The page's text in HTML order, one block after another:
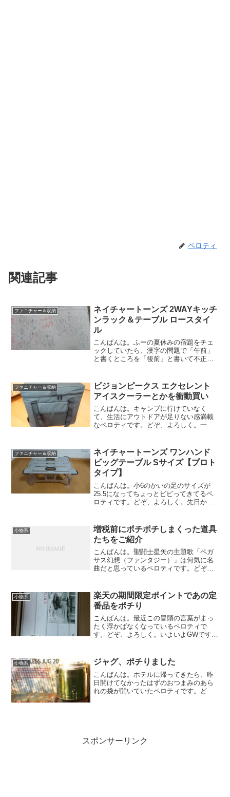
ペロティ
関連記事
ファニチャー＆収納
ネイチャートーンズ 2WAYキッチ
ンラック＆テーブル ロースタイ
ル
こんばんは。ふーの夏休みの宿題をチェ
ックしていたら、漢字の問題で「午前」
と書くところを「後前」と書いて不正解
りを「牛前」「牛前」「牛前」と3回書い
てあるのをみて妙に笑い...
ファニチャー＆収納
ビジョンピークス エクセレント
アイスクーラーとかを衝動買い
こんばんは。キャンプに行けていなく
て、生活にアウトドアが足りない感満載
なペロティです。どぞ、よろしく。一応
ル用のトートバッグやらの実物をちょっ
と見るだけで、アウトドアシ...
ファニチャー＆収納
ネイチャートーンズ ワンハンド
ビッグテーブル Sサイズ【プロト
タイプ】
こんばんは。小6のかいの足のサイズが
25.5になってちょっとビビってきてるペ
ロティです。どぞ、よろしく。先日かい
26.5）。。。ホント最近の子供は成長が
早い。。。オータム...
小物系
増税前にポチポチしまくった道具
たちをご紹介
こんばんは。聖闘士星矢の主題歌「ペガ
サス幻想（ファンタジー）」は何気に名
曲だと思っているペロティです。どぞ、
事ですが、土日は一応休めそうなので、
予定通りちびっこママさん...
小物系
楽天の期間限定ポイントであの定
番品をポチり
こんばんは。最近この冒頭の言葉がまっ
たく浮かばなくなっているペロティで
す。どぞ、よろしく。いよいよGWですね
最後の更新になるかと思いますーさて、
タイトルにありますように...
小物系 ジャグ、ポチりました
こんばんは。ホテルに帰ってきたら、昨
日開けてなかったはずのおつまみのあら
れの袋が開いていたペロティです。ど
スポンサーリンク